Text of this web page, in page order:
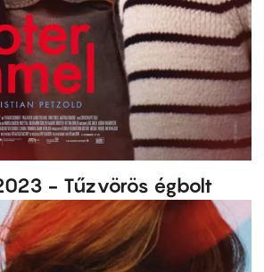
- Tűzvörös égbolt